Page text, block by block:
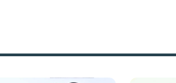
Ilham Impiana Inspirasi Selebriti
Impiana TV